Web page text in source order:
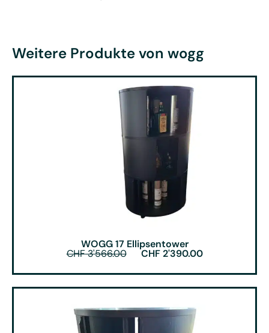
Weitere Produkte von wogg
WOGG 17 Ellipsentower
CHF3'566.00 CHF2'390.00